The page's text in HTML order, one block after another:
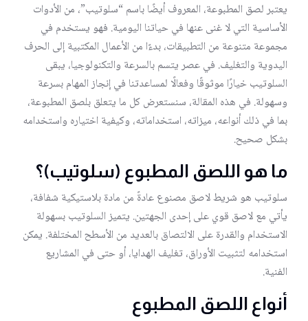
يعتبر لصق المطبوعة، المعروف أيضًا باسم “سلوتيب”، من الأدوات
الأساسية التي لا غنى عنها في حياتنا اليومية. فهو يستخدم في
مجموعة متنوعة من التطبيقات، بدءًا من الأعمال المكتبية إلى الحرف
اليدوية والتغليف. في عصر يتسم بالسرعة والتكنولوجيا، يبقى
السلوتيب خيارًا موثوقًا وفعالًا لمساعدتنا في إنجاز المهام بسرعة
وسهولة. في هذه المقالة، سنستعرض كل ما يتعلق بلصق المطبوعة،
بما في ذلك أنواعه، ميزاته، استخداماته، وكيفية اختياره واستخدامه
بشكل صحيح.
ما هو اللصق المطبوع (سلوتيب)؟
سلوتيب هو شريط لاصق مصنوع عادةً من مادة بلاستيكية شفافة،
يأتي مع لاصق قوي على إحدى الجهتين. يتميز السلوتيب بسهولة
الاستخدام والقدرة على الالتصاق بالعديد من الأسطح المختلفة. يمكن
استخدامه لتثبيت الأوراق، تغليف الهدايا، أو حتى في المشاريع
الفنية.
أنواع اللصق المطبوع